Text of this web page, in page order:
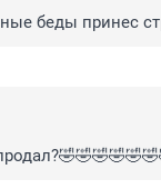
беды принес